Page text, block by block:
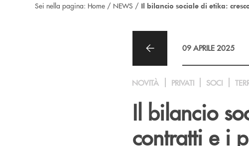
Sei nella pagina: Home / NEWS / Il bilancio sociale di etika:
09 APRILE 2025
NOVITÀ PRIVATI SOCI
Il bilancio
contratti e i